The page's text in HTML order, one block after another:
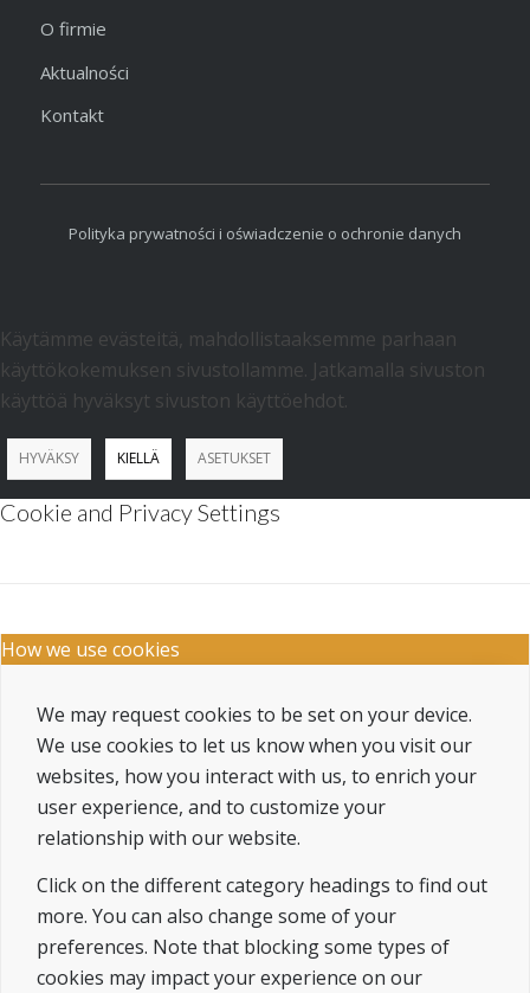
O firmie
Aktualności
Kontakt
Polityka prywatności i oświadczenie o ochronie danych
Käytämme evästeitä, mahdollistaaksemme parhaan
käyttökokemuksen sivustollamme. Jatkamalla sivuston
käyttöä hyväksyt sivuston käyttöehdot.
HYVÄKSY KIELLÄ ASETUKSET
Cookie and Privacy Settings
How we use cookies
We may request cookies to be set on your device.
We use cookies to let us know when you visit our
websites, how you interact with us, to enrich your
user experience, and to customize your
relationship with our website.
Click on the different category headings to find out
more. You can also change some of your
preferences. Note that blocking some types of
cookies may impact your experience on our